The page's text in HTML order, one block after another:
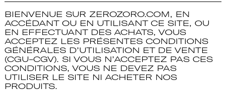
BIENVENUE SUR ZEROZORO.COM, EN
ACCÉDANT OU EN UTILISANT CE SITE, OU
EN EFFECTUANT DES ACHATS, VOUS
ACCEPTEZ LES PRÉSENTES CONDITIONS
GÉNÉRALES D’UTILISATION ET DE VENTE
(CGU-CGV). SI VOUS N’ACCEPTEZ PAS CES
CONDITIONS, VOUS NE DEVEZ PAS
UTILISER LE SITE NI ACHETER NOS
PRODUITS.